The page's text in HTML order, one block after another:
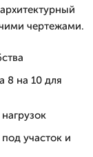
чертежами.
8 на 10 для
участок и